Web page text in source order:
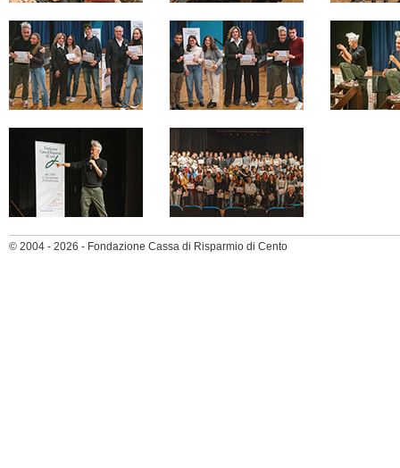
© 2004 - 2026 - Fondazione Cassa di Risparmio di Cento